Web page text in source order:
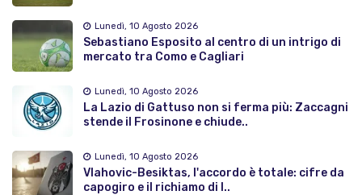
Lunedì, 10 Agosto 2026
Sebastiano Esposito al centro di un intrigo di
mercato tra Como e Cagliari
Lunedì, 10 Agosto 2026
La Lazio di Gattuso non si ferma più: Zaccagni
stende il Frosinone e chiude..
Lunedì, 10 Agosto 2026
Vlahovic-Besiktas, l'accordo è totale: cifre da
capogiro e il richiamo di I..